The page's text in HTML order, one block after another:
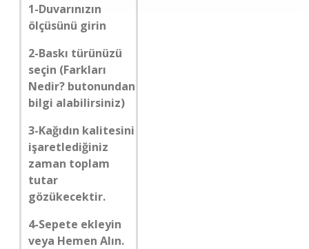
1-Duvarınızın
ölçüsünü girin
2-Baskı türünüzü
seçin (Farkları
Nedir? butonundan
bilgi alabilirsiniz)
3-Kağıdın kalitesini
işaretlediğiniz
zaman toplam
tutar
gözükecektir.
4-Sepete ekleyin
veya Hemen Alın.